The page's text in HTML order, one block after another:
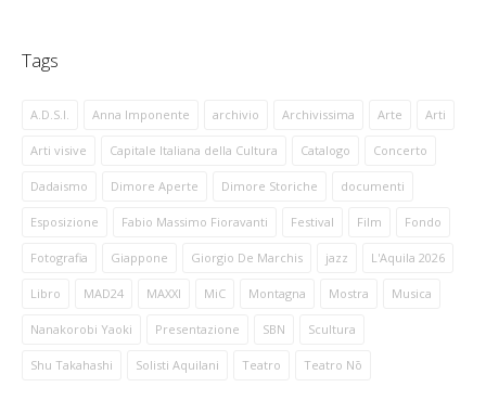
Tags
A.D.S.I. Anna Imponente archivio Archivissima Arte Arti
Arti visive Capitale Italiana della Cultura Catalogo Concerto
Dadaismo Dimore Aperte Dimore Storiche documenti
Esposizione Fabio Massimo Fioravanti Festival Film Fondo
Fotografia Giappone Giorgio De Marchis jazz L'Aquila 2026
Libro MAD24 MAXXI MiC Montagna Mostra Musica
Nanakorobi Yaoki Presentazione SBN Scultura
Shu Takahashi Solisti Aquilani Teatro Teatro Nō